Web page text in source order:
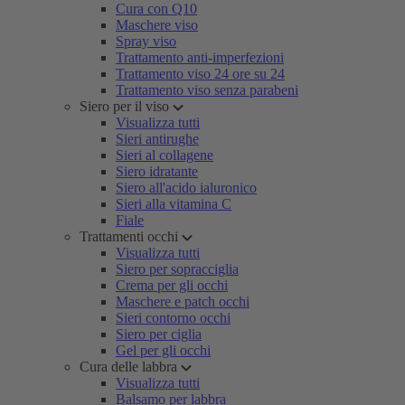
Cura con Q10
Maschere viso
Spray viso
Trattamento anti-imperfezioni
Trattamento viso 24 ore su 24
Trattamento viso senza parabeni
Siero per il viso
Visualizza tutti
Sieri antirughe
Sieri al collagene
Siero idratante
Siero all'acido ialuronico
Sieri alla vitamina C
Fiale
Trattamenti occhi
Visualizza tutti
Siero per sopracciglia
Crema per gli occhi
Maschere e patch occhi
Sieri contorno occhi
Siero per ciglia
Gel per gli occhi
Cura delle labbra
Visualizza tutti
Balsamo per labbra